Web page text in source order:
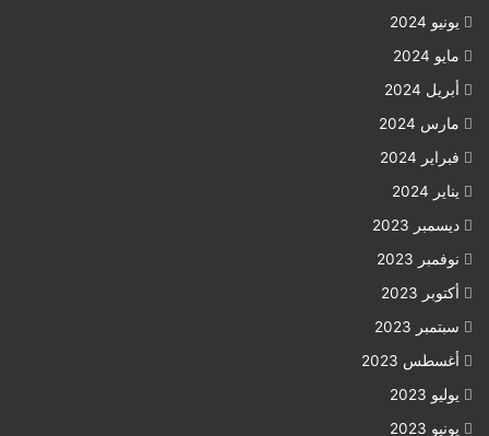
يونيو 2024
مايو 2024
أبريل 2024
مارس 2024
فبراير 2024
يناير 2024
ديسمبر 2023
نوفمبر 2023
أكتوبر 2023
سبتمبر 2023
أغسطس 2023
يوليو 2023
يونيو 2023